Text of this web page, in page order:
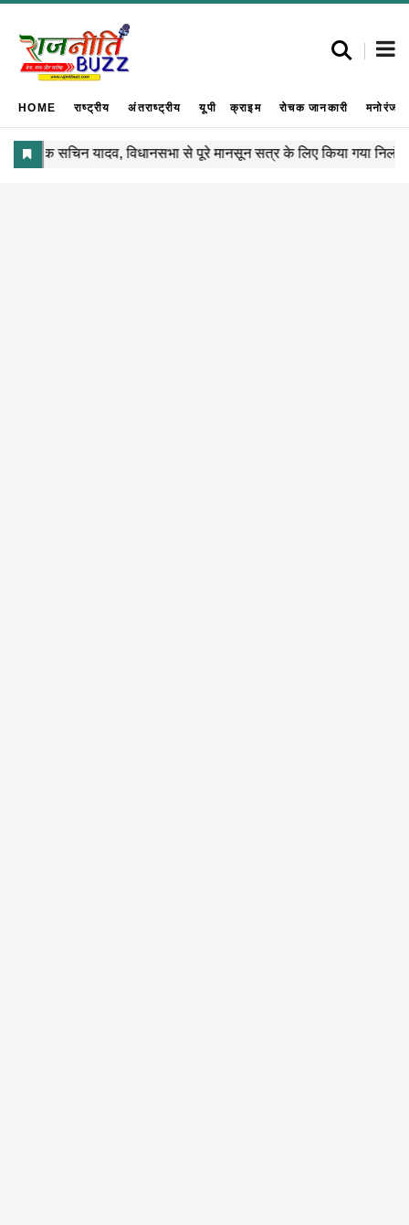
HOME राष्ट्रीय अंतराष्ट्रीय यूपी क्राइम रोचक जानकारी मनोरंजन